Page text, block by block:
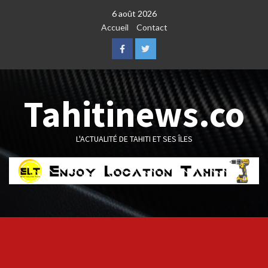
6 août 2026
Accueil
Contact
FacebookTwitter
Tahitinews.co
L'ACTUALITÉ DE TAHITI ET SES ÎLES